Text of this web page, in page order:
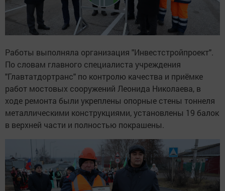
Работы выполняла организация "Инвестстройпроект".
По словам главного специалиста учреждения
"Главтатдортранс" по контролю качества и приёмке
работ мостовых сооружений Леонида Николаева, в
ходе ремонта были укреплены опорные стены тоннеля
металлическими конструкциями, установлены 19 балок
в верхней части и полностью покрашены.